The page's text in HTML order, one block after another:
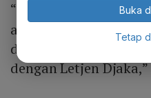
“Saya diberikan
arahan Menteri
dengan Kementerian
dengan Letjen
Buka
Tetap